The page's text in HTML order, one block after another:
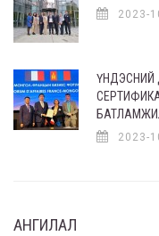
2023-
ҮНДЭСНИЙ
2023-
АНГИЛАЛ